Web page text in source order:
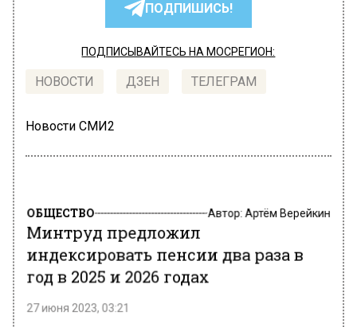
ПОДПИШИСЬ!
ПОДПИСЫВАЙТЕСЬ НА МОСРЕГИОН:
НОВОСТИ ДЗЕН ТЕЛЕГРАМ
Новости СМИ2
ОБЩЕСТВО Автор: Артём Верейкин
Минтруд предложил
индексировать пенсии два раза в
год в 2025 и 2026 годах
27 июня 2023, 03:21